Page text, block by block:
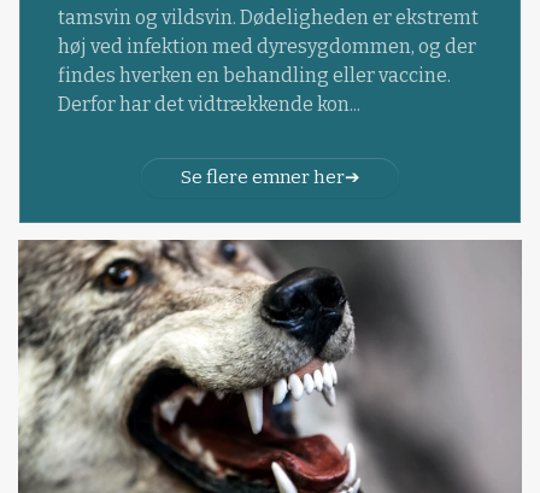
tamsvin og vildsvin. Dødeligheden er ekstremt
høj ved infektion med dyresygdommen, og der
findes hverken en behandling eller vaccine.
Derfor har det vidtrækkende kon...
Se flere emner her